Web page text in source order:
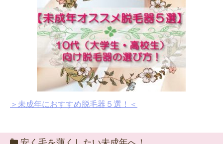
＞未成年におすすめ脱毛器５選！＜